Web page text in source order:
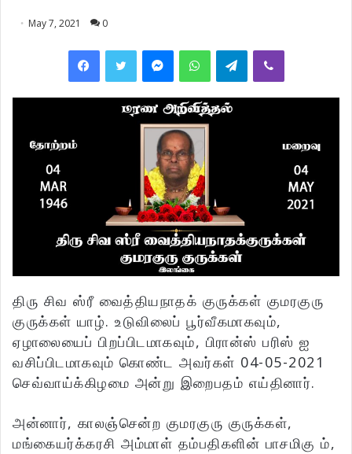
May 7, 2021 0
FacebookTwitter MessengerWhatsAppTelegramViber
திரு சிவ ஸ்ரீ வைத்தியநாதக் குருக்கள் குமரகுரு
குருக்கள் யாழ். உடுவிலைப் பூர்வீகமாகவும்,
ஏழாலையைப் பிறப்பிடமாகவும், பிரான்ஸ் பரிஸ் ஐ
வசிப்பிடமாகவும் கொண்ட அவர்கள் 04-05-2021
செவ்வாய்க்கிழமை அன்று இறைபதம் எய்தினார்.
அன்னார், காலஞ்சென்ற குமரகுரு குருக்கள்,
மங்கையர்க்கரசி அம்மாள் தம்பதிகளின் பாசமிகு ம்,